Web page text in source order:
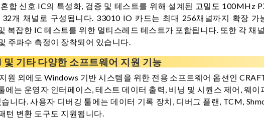
합 신호 IC의 특성화, 검증 및 테스트를 위해 설계된 고밀도 100MHz
개 채널로 구성됩니다. 33010 IO 카드는 최대 256채널까지 확장 가
잡한 IC 테스트를 위한 멀티스레드 테스트가 포함됩니다. 또한 각 채
주파수 측정이 장착되어 있습니다.
기타 다양한 소프트웨어 지원 기능
원 외에도 Windows 기반 시스템을 위한 전용 소프트웨어 옵션인
에는 운영자 인터페이스, 테스트 데이터 출력, 비닝 및 시퀀스 제어, 웨
니다. 사용자 디버깅 툴에는 데이터 기록 장치, 디버그 플랜, TCM,
턴 변환 도구도 지원됩니다.